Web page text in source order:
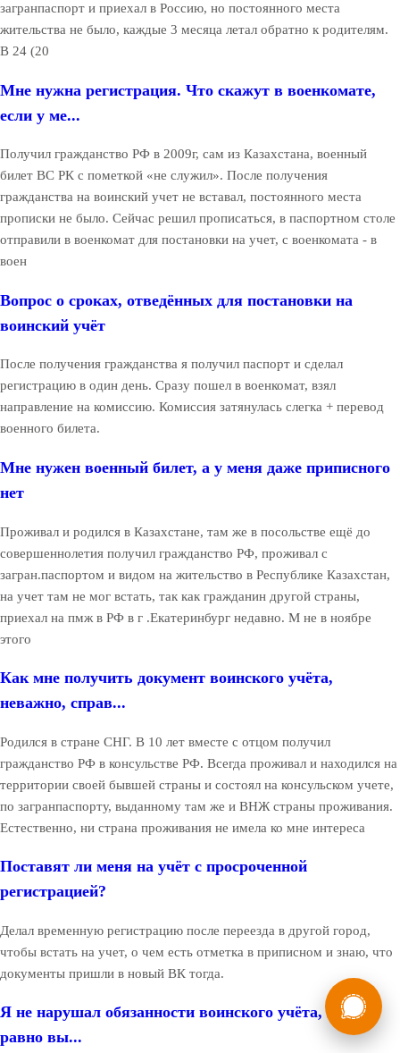
загранпаспорт и приехал в Россию, но постоянного места
жительства не было, каждые 3 месяца летал обратно к родителям.
В 24 (20
Мне нужна регистрация. Что скажут в военкомате,
если у ме...
Получил гражданство РФ в 2009г, сам из Казахстана, военный
билет ВС РК с пометкой «не служил». После получения
гражданства на воинский учет не вставал, постоянного места
прописки не было. Сейчас решил прописаться, в паспортном столе
отправили в военкомат для постановки на учет, с военкомата - в
воен
Вопрос о сроках, отведённых для постановки на
воинский учёт
После получения гражданства я получил паспорт и сделал
регистрацию в один день. Сразу пошел в военкомат, взял
направление на комиссию. Комиссия затянулась слегка + перевод
военного билета.
Мне нужен военный билет, а у меня даже приписного
нет
Проживал и родился в Казахстане, там же в посольстве ещё до
совершеннолетия получил гражданство РФ, проживал с
загран.паспортом и видом на жительство в Республике Казахстан,
на учет там не мог встать, так как гражданин другой страны,
приехал на пмж в РФ в г .Екатеринбург недавно. М не в ноябре
этого
Как мне получить документ воинского учёта,
неважно, справ...
Родился в стране СНГ. В 10 лет вместе с отцом получил
гражданство РФ в консульстве РФ. Всегда проживал и находился на
территории своей бывшей страны и состоял на консульском учете,
по загранпаспорту, выданному там же и ВНЖ страны проживания.
Естественно, ни страна проживания не имела ко мне интереса
Поставят ли меня на учёт с просроченной
регистрацией?
Делал временную регистрацию после переезда в другой город,
чтобы встать на учет, о чем есть отметка в приписном и знаю, что
документы пришли в новый ВК тогда.
Я не нарушал обязанности воинского учёта, но всё
равно вы...
России
Бесплатная
консультация